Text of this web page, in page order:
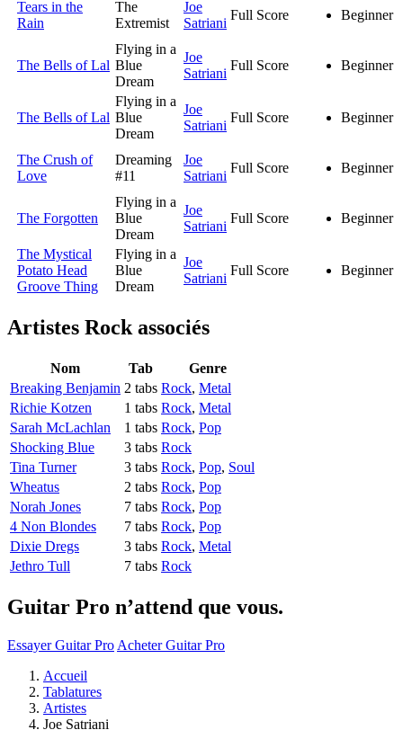
Tears in the
Rain
The
Extremist
Joe
Satriani
Full Score Beginner
The Bells of Lal
Flying in a
Blue
Dream
Joe
Satriani
Full Score Beginner
The Bells of Lal
Flying in a
Blue
Dream
Joe
Satriani
Full Score Beginner
The Crush of
Love
Dreaming
#11
Joe
Satriani
Full Score Beginner
The Forgotten
Flying in a
Blue
Dream
Joe
Satriani
Full Score Beginner
The Mystical
Potato Head
Groove Thing
Flying in a
Blue
Dream
Joe
Satriani
Full Score Beginner
Artistes Rockassociés
Nom Tab
Genre
Breaking Benjamin 2 tabs Rock, Metal
Richie Kotzen
1 tabs Rock, Metal
Sarah McLachlan
1 tabs Rock, Pop
Shocking Blue
3 tabs Rock
Tina Turner
3 tabs Rock, Pop, Soul
Wheatus
2 tabs Rock, Pop
Norah Jones
7 tabs Rock, Pop
4 Non Blondes
7 tabs Rock, Pop
Dixie Dregs
3 tabs Rock, Metal
Jethro Tull
7 tabs Rock
Guitar Pro n’attend que vous.
Essayer Guitar Pro Acheter Guitar Pro
Accueil
Tablatures
Artistes
Joe Satriani